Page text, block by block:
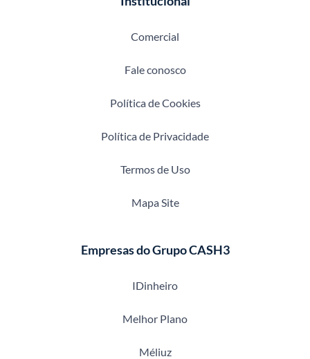
Comercial
Fale conosco
Política de Cookies
Política de Privacidade
Termos de Uso
Mapa Site
Empresas do Grupo CASH3
IDinheiro
Melhor Plano
Méliuz